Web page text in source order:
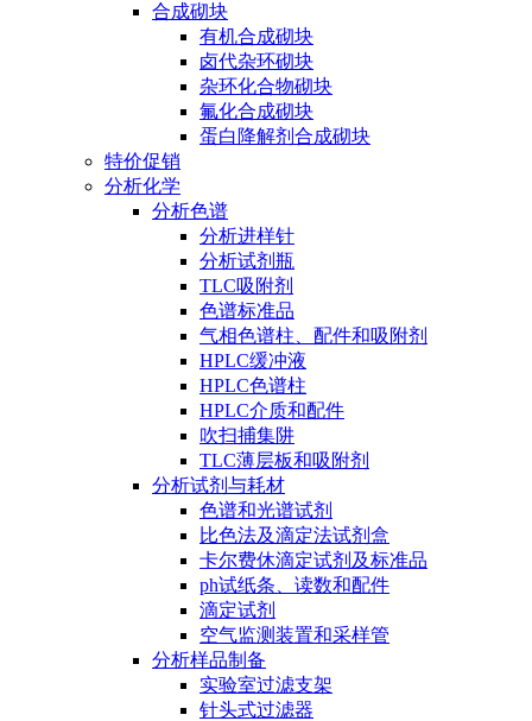
合成砌块
有机合成砌块
卤代杂环砌块
杂环化合物砌块
氟化合成砌块
蛋白降解剂合成砌块
特价促销
分析化学
分析色谱
分析进样针
分析试剂瓶
TLC吸附剂
色谱标准品
气相色谱柱、配件和吸附剂
HPLC缓冲液
HPLC色谱柱
HPLC介质和配件
吹扫捕集阱
TLC薄层板和吸附剂
分析试剂与耗材
色谱和光谱试剂
比色法及滴定法试剂盒
卡尔费休滴定试剂及标准品
ph试纸条、读数和配件
滴定试剂
空气监测装置和采样管
分析样品制备
实验室过滤支架
针头式过滤器